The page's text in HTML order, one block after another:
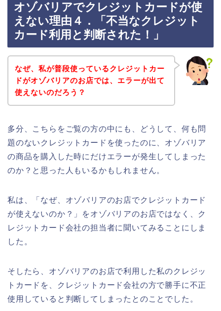
オゾバリアでクレジットカードが使
えない理由４．「不当なクレジット
カード利用と判断された！」
なぜ、私が普段使っているクレジットカー
ドがオゾバリアのお店では、エラーが出て
使えないのだろう？
多分、こちらをご覧の方の中にも、どうして、何も問
題のないクレジットカードを使ったのに、オゾバリア
の商品を購入した時にだけエラーが発生してしまった
のか？と思った人もいるかもしれません。
私は、「なぜ、オゾバリアのお店でクレジットカード
が使えないのか？」をオゾバリアのお店ではなく、ク
レジットカード会社の担当者に聞いてみることにしま
した。
そしたら、オゾバリアのお店で利用した私のクレジッ
トカードを、クレジットカード会社の方で勝手に不正
使用していると判断してしまったとのことでした。